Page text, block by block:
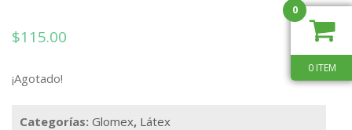
$115.00
¡Agotado!
Categorías: Glomex, Látex
0
0 ITEM